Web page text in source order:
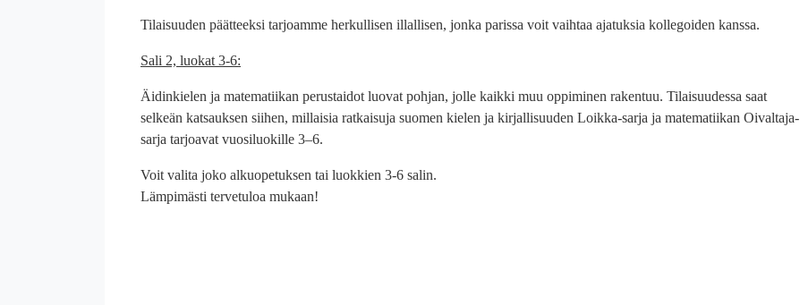
Tilaisuuden päätteeksi tarjoamme herkullisen illallisen, jonka parissa voit vaihtaa ajatuksia kollegoiden kanssa.
Sali 2, luokat 3-6:
Äidinkielen ja matematiikan perustaidot luovat pohjan, jolle kaikki muu oppiminen rakentuu. Tilaisuudessa saat
selkeän katsauksen siihen, millaisia ratkaisuja suomen kielen ja kirjallisuuden Loikka-sarja ja matematiikan Oivaltaja-
sarja tarjoavat vuosiluokille 3–6.
Voit valita joko alkuopetuksen tai luokkien 3-6 salin.
Lämpimästi tervetuloa mukaan!